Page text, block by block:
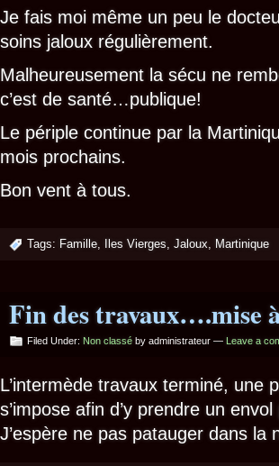
Je fais moi même un peu le
soins jaloux régulièrement.
Malheureusement la sécu ne
c’est de santé…publique!
Le périple continue par la
mois prochains.
Bon vent à tous.
Tags: Famille, Iles Vierges, Jaloux, Martinique
Fin des travaux….mise
Filed Under: Non classé by administrateur — Leave a
L’intermède travaux terminé, une
s’impose afin d’y prendre un
J’espère ne pas patauger dans la